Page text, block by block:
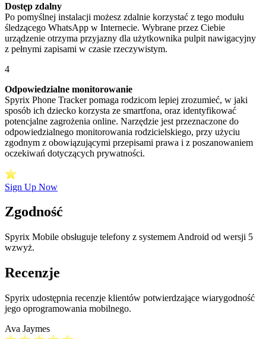
Dostęp zdalny
Po pomyślnej instalacji możesz zdalnie korzystać z tego modułu
śledzącego WhatsApp w Internecie. Wybrane przez Ciebie
urządzenie otrzyma przyjazny dla użytkownika pulpit nawigacyjny
z pełnymi zapisami w czasie rzeczywistym.
4
Odpowiedzialne monitorowanie
Spyrix Phone Tracker pomaga rodzicom lepiej zrozumieć, w jaki
sposób ich dziecko korzysta ze smartfona, oraz identyfikować
potencjalne zagrożenia online. Narzędzie jest przeznaczone do
odpowiedzialnego monitorowania rodzicielskiego, przy użyciu
zgodnym z obowiązującymi przepisami prawa i z poszanowaniem
oczekiwań dotyczących prywatności.
Sign Up Now
Zgodność
Spyrix Mobile obsługuje telefony z systemem Android od wersji 5
wzwyż.
Recenzje
Spyrix udostępnia recenzje klientów potwierdzające wiarygodność
jego oprogramowania mobilnego.
Ava Jaymes